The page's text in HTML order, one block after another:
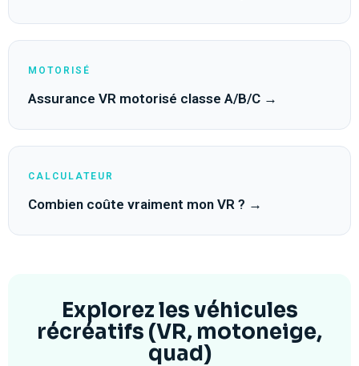
MOTORISÉ
Assurance VR motorisé classe A/B/C →
CALCULATEUR
Combien coûte vraiment mon VR ? →
Explorez les véhicules
récréatifs (VR, motoneige,
quad)